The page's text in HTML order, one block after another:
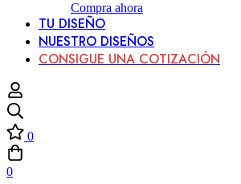
Compra ahora
TU DISEÑO
NUESTRO DISEÑOS
CONSIGUE UNA COTIZACIÓN
0
0